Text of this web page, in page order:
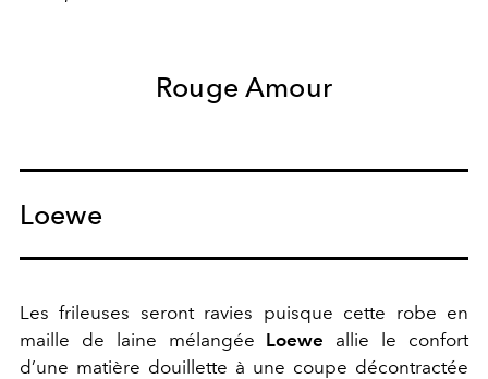
Rouge Amour
Loewe
Les frileuses seront ravies puisque cette robe en
maille de laine mélangée Loewe allie le confort
d’une matière douillette à une coupe décontractée